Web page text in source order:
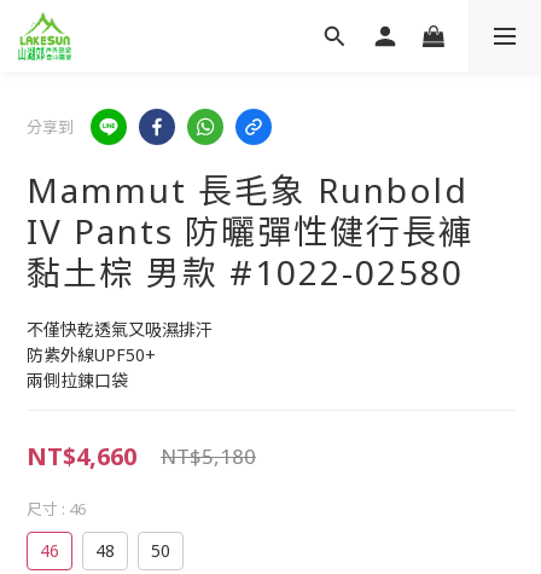
分享到
Mammut 長毛象 Runbold
IV Pants 防曬彈性健行長褲
黏土棕 男款 #1022-02580
不僅快乾透氣又吸濕排汗
防紫外線UPF50+
兩側拉鍊口袋
NT$4,660 NT$5,180
尺寸 : 46
46 48 50